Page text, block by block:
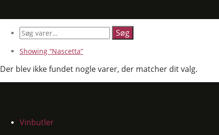
Søg
efter:
Showing “Nascetta”
Der blev ikke fundet nogle varer, der matcher dit valg.
Vinbutler